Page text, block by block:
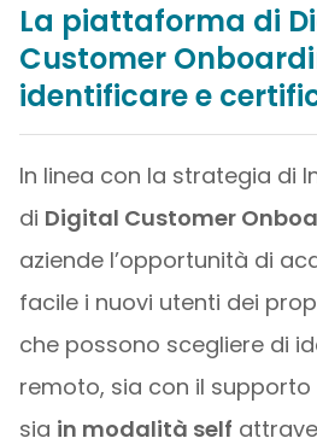
La piattaforma di
Customer
identificare e
In linea con la strategia di
di Digital Customer
aziende l’opportunità di
facile i nuovi utenti dei
che possono scegliere di
remoto, sia con il supporto
sia in modalità self